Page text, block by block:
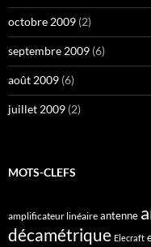
octobre 2009 (2)
septembre 2009 (6)
août 2009 (6)
juillet 2009 (2)
MOTS-CLEFS
amplificateur linéaire antenne
décamétrique Elecraft